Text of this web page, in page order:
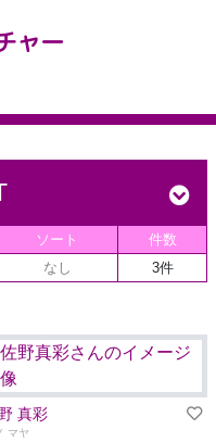
ャー
ソート
件数
なし 3件
真彩
マヤ